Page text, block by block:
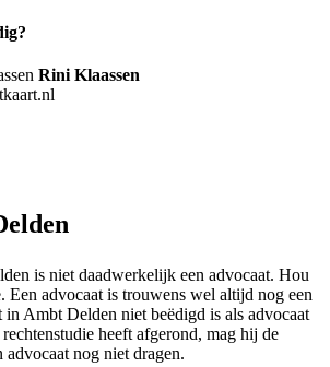
Rini Klaassen
is niet daadwerkelijk een advocaat. Hou
Een advocaat is trouwens wel altijd nog een
Ambt Delden niet beëdigd is als advocaat
heeft afgerond, mag hij de
advocaat nog niet dragen.